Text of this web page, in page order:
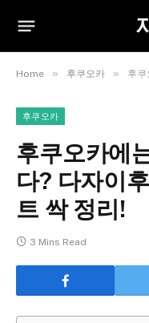
Home » 후쿠오카 » 후쿠
후쿠오카
후쿠오카에
다? 다자이
트 싹 정리!
3 Mins Read